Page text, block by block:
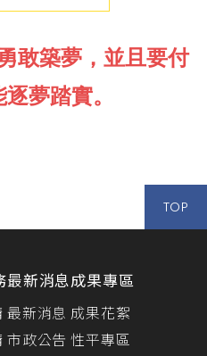
敢築夢，並且要付
夢踏實。
TOP
最新消息
最新消息
市政公告
成果專區
成果花絮
性平專區